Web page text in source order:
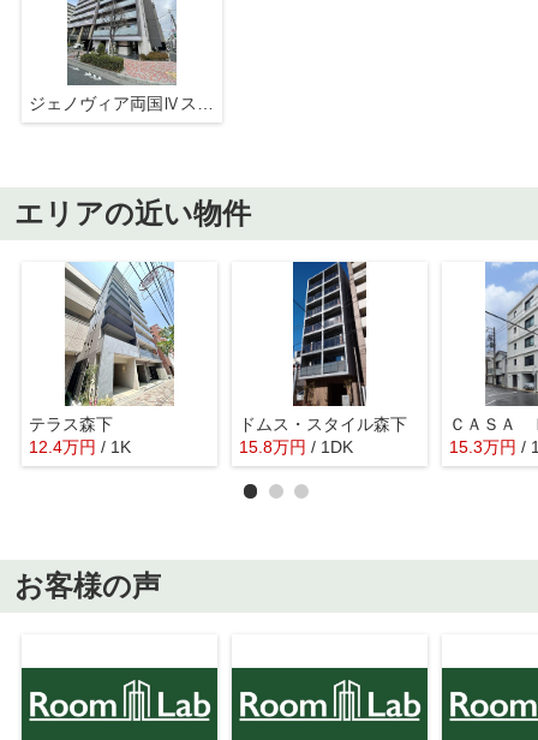
エリアの近い物件
テラス森下
12.4万円 / 1K
ドムス・スタイル森下
15.8万円 / 1DK 15.3万円 /
お客様の声